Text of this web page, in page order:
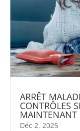
ARRÊT
CONTRÔLES
MAINTENANT
Déc 2, 2025